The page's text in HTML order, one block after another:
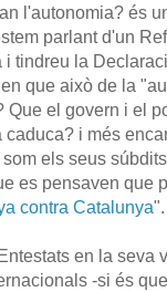
l'autonomia? és
parlant d'un
tindreu la
que això de la
Que el govern i el
i més
els seus
es pensaven que
contra Catalunya".
en la seva
-si és